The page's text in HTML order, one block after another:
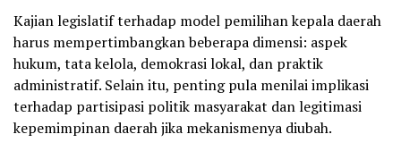
Kajian legislatif terhadap model pemilihan kepala daerah
harus mempertimbangkan beberapa dimensi: aspek
hukum, tata kelola, demokrasi lokal, dan praktik
administratif. Selain itu, penting pula menilai implikasi
terhadap partisipasi politik masyarakat dan legitimasi
kepemimpinan daerah jika mekanismenya diubah.